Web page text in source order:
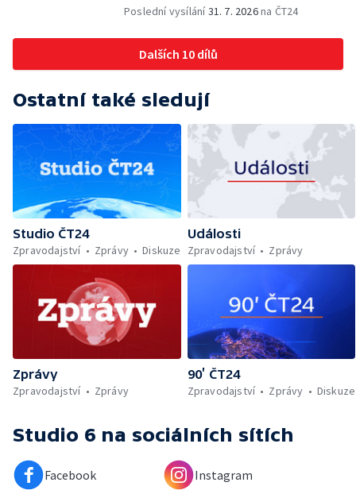
dohody o odzbrojení Hamásu — Dokument
začíná výplata superdávky — Tropické
teploty zatěžují i volně žijící zvířata
Poslední vysílání31. 7. 2026na ČT24
Dalších 10 dílů
Ostatní také sledují
Studio ČT24
Zpravodajství
Zprávy Diskuze
Události
Zpravodajství
Zprávy
Zprávy
Zpravodajství
Zprávy
90’ ČT24
Zpravodajství
Zprávy Diskuze
Studio 6 na sociálních sítích
Facebook Instagram